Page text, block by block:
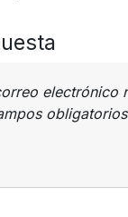
electrónico